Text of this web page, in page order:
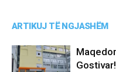
ARTIKUJ TË NGJASHËM